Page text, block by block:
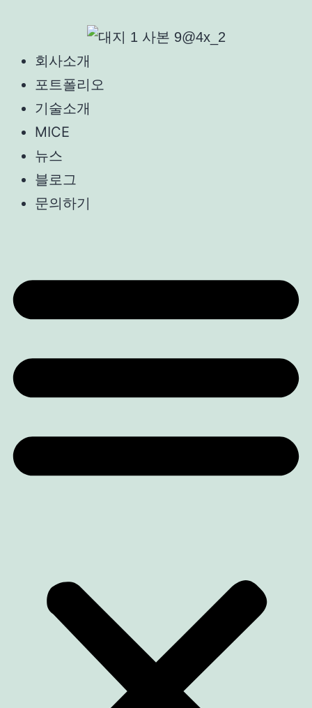
회사소개
포트폴리오
기술소개
MICE
뉴스
블로그
문의하기